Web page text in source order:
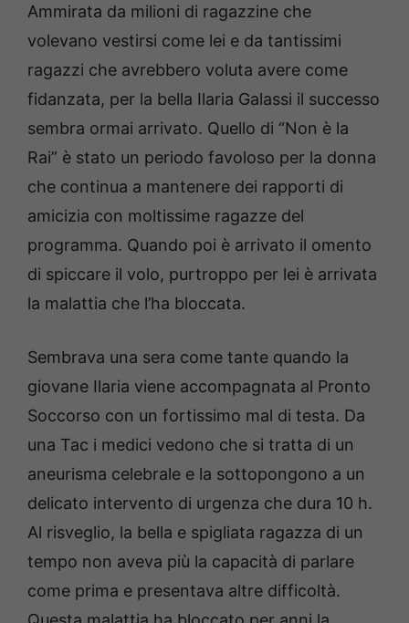
Ammirata da milioni di ragazzine che
volevano vestirsi come lei e da tantissimi
ragazzi che avrebbero voluta avere come
fidanzata, per la bella Ilaria Galassi il successo
sembra ormai arrivato. Quello di “Non è la
Rai” è stato un periodo favoloso per la donna
che continua a mantenere dei rapporti di
amicizia con moltissime ragazze del
programma. Quando poi è arrivato il omento
di spiccare il volo, purtroppo per lei è arrivata
la malattia che l’ha bloccata.
Sembrava una sera come tante quando la
giovane Ilaria viene accompagnata al Pronto
Soccorso con un fortissimo mal di testa. Da
una Tac i medici vedono che si tratta di un
aneurisma celebrale e la sottopongono a un
delicato intervento di urgenza che dura 10 h.
Al risveglio, la bella e spigliata ragazza di un
tempo non aveva più la capacità di parlare
come prima e presentava altre difficoltà.